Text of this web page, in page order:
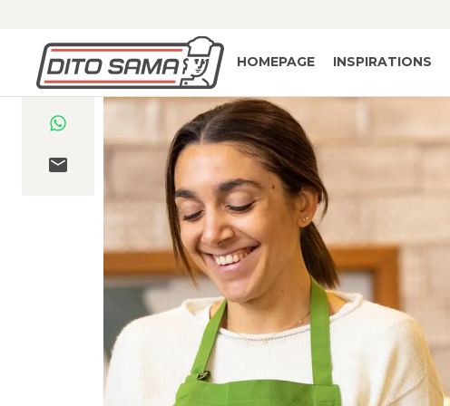
HOMEPAGE INSPIRATIONS